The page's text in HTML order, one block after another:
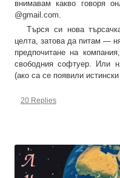
внимавам какво говоря
@gmail.com.
Търся си нова
целта, затова да питам —
предпочитане на
свободния софтуер. Или
(ако са се появили
20 Replies